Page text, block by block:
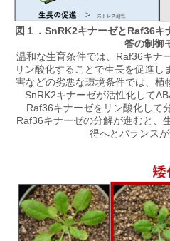
図１．SnRK2キナーゼとRaf36キ
答の制御
温和な生育条件では、Raf36キナ
リン酸化することで生長を促進し
害などの劣悪な環境条件では、植
SnRK2キナーゼが活性化して
Raf36キナーゼをリン酸化して
Raf36キナーゼの分解が進むと、
得へとバランスが